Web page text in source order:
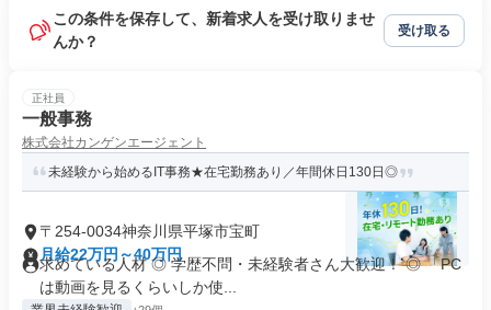
この条件を保存して、新着求人を受け取りませ
んか？
受け取る
正社員
一般事務
株式会社カンゲンエージェント
未経験から始めるIT事務★在宅勤務あり／年間休日130日◎
〒254-0034神奈川県平塚市宝町
月給22万円～40万円
求めている人材 ◎ 学歴不問・未経験者さん大歓迎！ ◎ 「PC
は動画を見るくらいしか使...